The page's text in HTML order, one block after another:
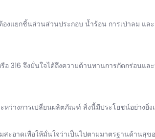
แยกชิ้นส่วนส่วนประกอบ น้ำร้อน การเป่าลม แล
316 จึงมั่นใจได้ถึงความต้านทานการกัดกร่อนแล
ว่างการเปลี่ยนผลิตภัณฑ์ สิ่งนี้มีประโยชน์อย่างยิ่
อาดเพื่อให้มั่นใจว่าเป็นไปตามมาตรฐานด้านสุ